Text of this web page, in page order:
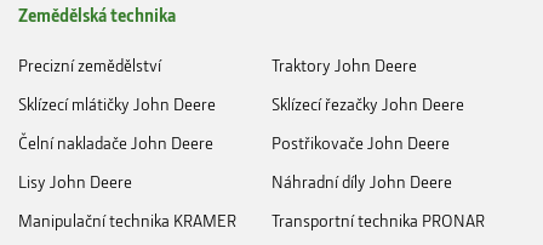
Zemědělská technika
Precizní zemědělství
Traktory John Deere
Sklízecí mlátičky John Deere
Sklízecí řezačky John Deere
Čelní nakladače John Deere
Postřikovače John Deere
Lisy John Deere
Náhradní díly John Deere
Manipulační technika KRAMER
Transportní technika PRONAR